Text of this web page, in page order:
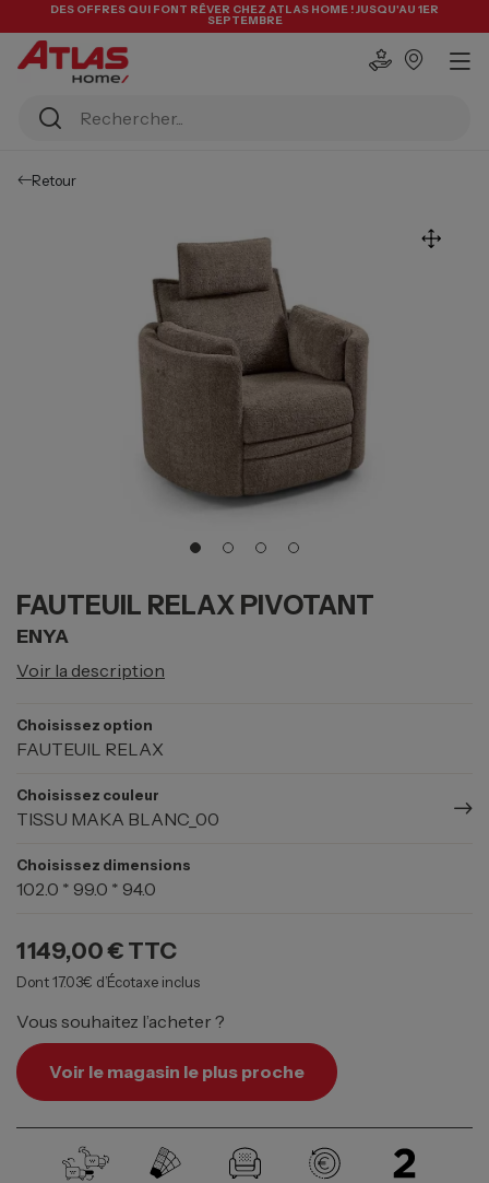
DES OFFRES QUI FONT RÊVER CHEZ ATLAS HOME ! JUSQU'AU 1ER
SEPTEMBRE
Retour
FAUTEUIL RELAX PIVOTANT
ENYA
Voir la description
Choisissez option
FAUTEUIL RELAX
Choisissez couleur
TISSU MAKA BLANC_00
Choisissez dimensions
102.0 * 99.0 * 94.0
1 149,00 € TTC
Dont 17.03€ d’Écotaxe inclus
Vous souhaitez l’acheter ?
Voir le magasin le plus proche